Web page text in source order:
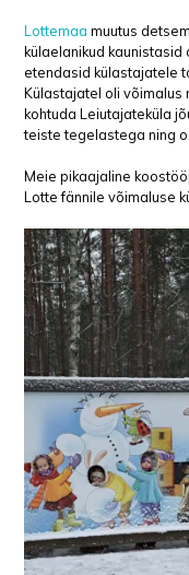
Lottemaa muutus
külaelanikud
etendasid külastajatele
Külastajatel oli võimalus
kohtuda Leiutajateküla
teiste tegelastega ning
Meie pikaajaline
Lotte fännile võimaluse